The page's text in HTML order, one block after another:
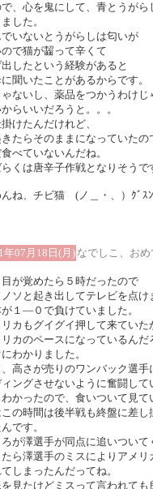
で、心を鬼にして、青とうがら
した。
いないとうがらしは匂いが
ので猫が齧って辛くて
したという経験があると
聞いたことがあるからです。
ないし、薬品をつかうわけじ
らいいだろうと。。。
けたんだけれど、
たらそのままになっていたの
べていないんだね。
らくは唐辛子作戦となりそうで
んね、チビ猫 (ノ＿・、）ｸﾞｽﾝ
年07月18日(月)なでしこ、お
が覚めたら５時だったので
ノソと起き出してテレビを点け
が１―０で負けていました。
リカもグイグイ押して来ていた
リカのペースになっているんだ
わかりました。
高さが売りのワンバック選手
ングさせないように奮闘して
わかったので、食いついて見て
の時間は後半戦も終盤に差し
です。
ろが澤選手が同点に追いついて
たら澤選手のミスによりアメリ
しまったんだってね。
見たけどミスって言われても